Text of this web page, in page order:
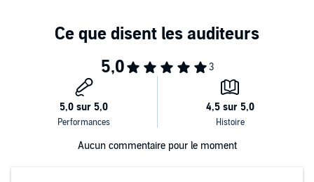
Cornwell really makes history come alive.’ George R.R. Martin
Aucun commentaire pour le moment